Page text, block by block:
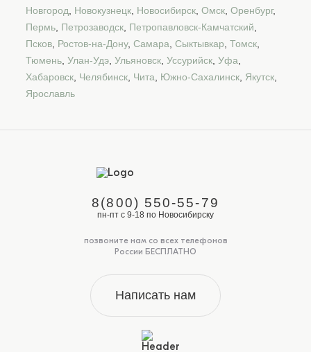
Новгород
Новокузнецк Новосибирск Омск Оренбург,
Пермь Петрозаводск Петропавловск-Камчатский
Псков Ростов-на-Дону, Самара Сыктывкар Томск
Тюмень Улан-Удэ Ульяновск Уссурийск Уфа
Хабаровск Челябинск Чита Южно-Сахалинск Якутск
Ярославль
8(800) 550-55-79
пн-пт с 9-18 по Новосибирску
позвоните нам со всех телефонов
России БЕСПЛАТНО
Написать нам